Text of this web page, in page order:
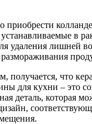
в
удаления лишней
получается, что
для кухни – это
деталь, которая